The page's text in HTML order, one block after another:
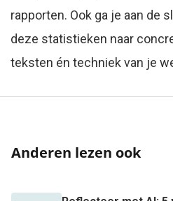
rapporten. Ook ga je aan de
deze statistieken naar
teksten én techniek van je
Anderen lezen ook